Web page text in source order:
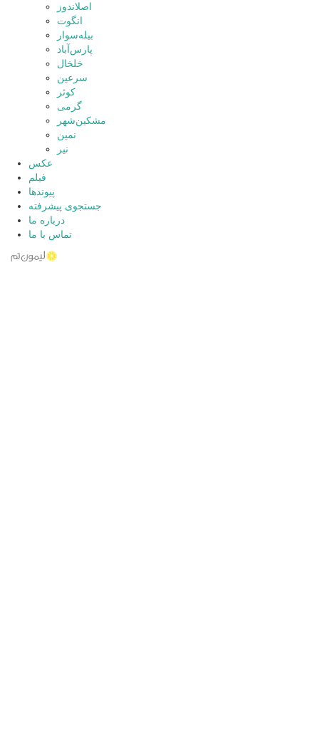
اصلاندوز
انگوت
بیله‌سوار
پارس‌آباد
خلخال
سرعین
کوثر
گرمی
مشکین‌شهر
نمین
نیر
عکس
فیلم
پیوندها
جستجوی پیشرفته
درباره ما
تماس با ما